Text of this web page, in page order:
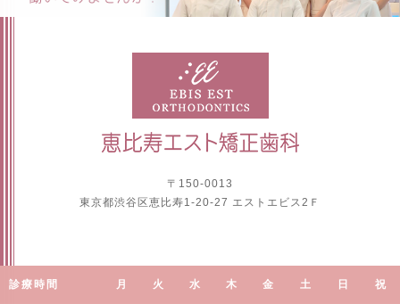
〒150-0013
東京都渋谷区恵比寿1-20-27 エストエビス2Ｆ
診療時間 月 火 水 木 金 土 日 祝